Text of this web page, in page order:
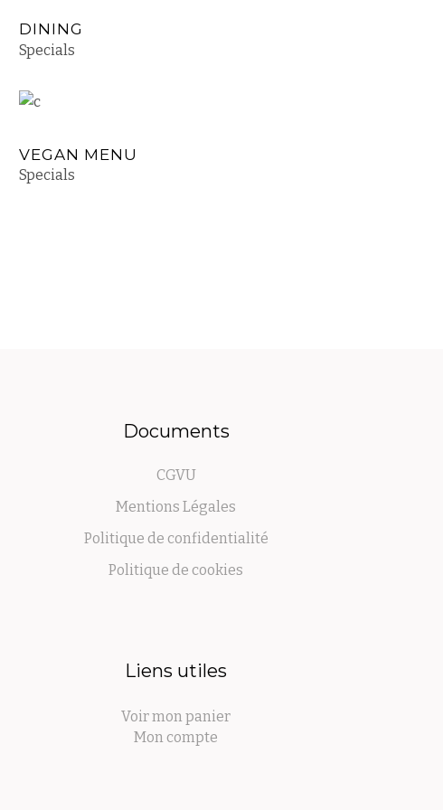
DINING
Specials
VEGAN MENU
Specials
Documents
CGVU
Mentions Légales
Politique de confidentialité
Politique de cookies
Liens utiles
Voir mon panier
Mon compte